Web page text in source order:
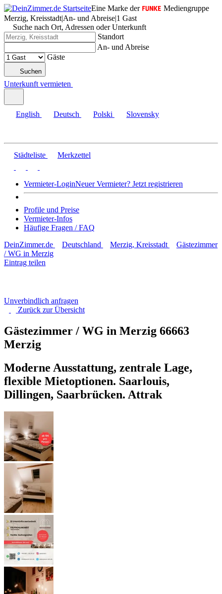
Eine Marke der
Mediengruppe
Merzig, Kreisstadt|An- und Abreise|1 Gast
Suche nach Ort, Adressen oder Unterkunft
Standort
An- und Abreise
Gäste
Suchen
Unterkunft vermieten
English Deutsch Polski Slovensky
Städteliste Merkzettel
Vermieter-LoginNeuer Vermieter? Jetzt registrieren
Profile und Preise
Vermieter-Infos
Häufige Fragen / FAQ
DeinZimmer.de
Deutschland Merzig, Kreisstadt
Gästezimmer
/ WG in Merzig
Eintrag teilen
Unverbindlich anfragen
Zurück zurÜbersicht
Gästezimmer / WG in Merzig 66663
Merzig
Moderne Ausstattung, zentrale Lage,
flexible Mietoptionen. Saarlouis,
Dillingen, Saarbrücken. Attrak